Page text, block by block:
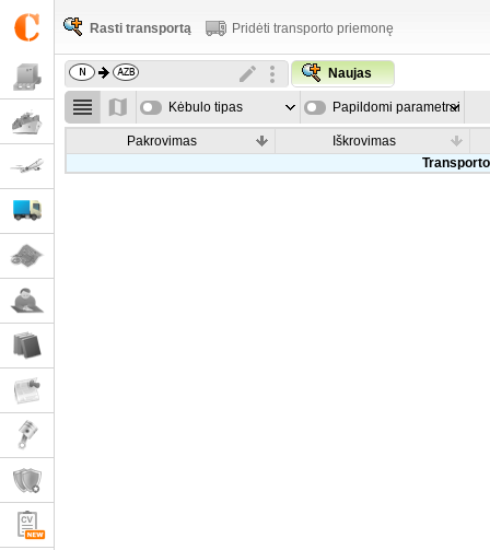
Rasti transportą Pridėti transporto priemonę
Naujas
Kėbulo tipas Papildomi parametrai
Pakrovimas
Iškrovimas